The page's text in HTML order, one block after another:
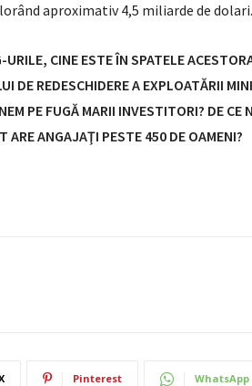
aproximativ 4,5 miliarde de dolari.
URILE, CINE ESTE ÎN SPATELE
DE REDESCHIDERE A EXPLOATĂRII
PE FUGĂ MARII INVESTITORI? DE CE
ARE ANGAJAŢI PESTE 450 DE OAMENI?
Pinterest WhatsApp